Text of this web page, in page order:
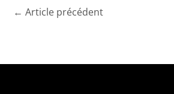
← Article précédent